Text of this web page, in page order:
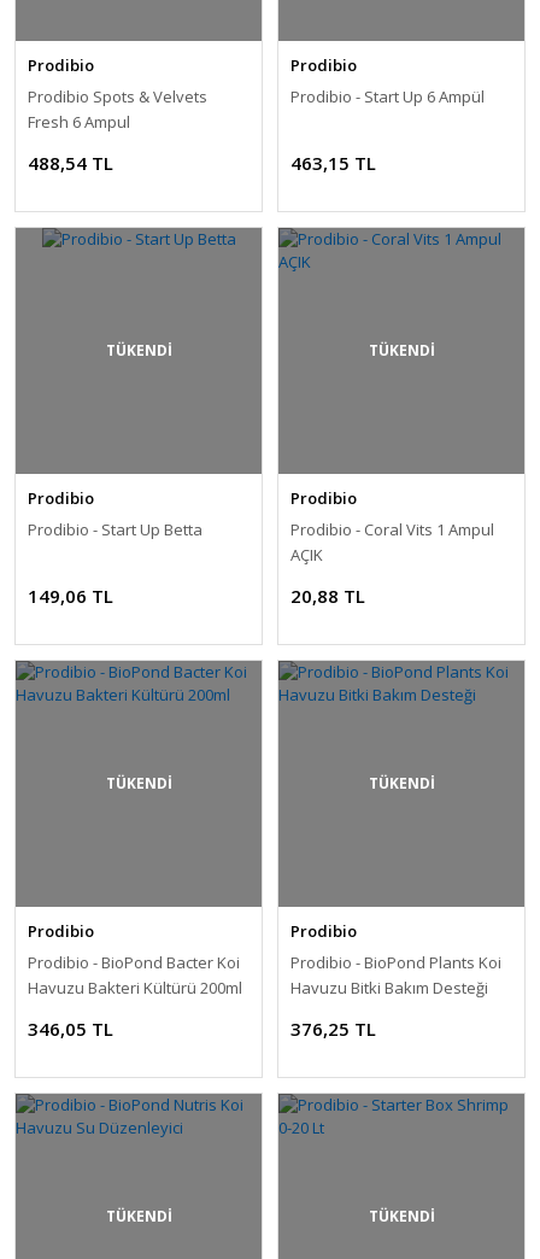
Prodibio
Prodibio Spots & Velvets
Fresh 6 Ampul
488,54 TL
Prodibio
Prodibio - Start Up 6 Ampül
463,15 TL
TÜKENDİ
Prodibio
Prodibio - Start Up Betta
149,06 TL
TÜKENDİ
Prodibio
Prodibio - Coral Vits 1 Ampul
AÇIK
20,88 TL
TÜKENDİ
Prodibio
Prodibio - BioPond Bacter Koi
Havuzu Bakteri Kültürü 200ml
346,05 TL
TÜKENDİ
Prodibio
Prodibio - BioPond Plants Koi
Havuzu Bitki Bakım Desteği
376,25 TL
TÜKENDİ TÜKENDİ